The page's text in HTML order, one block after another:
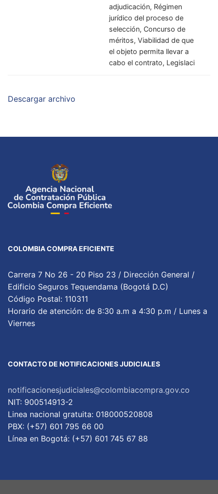
adjudicación, Régimen
jurídico del proceso de
selección, Concurso de
méritos, Viabilidad de que
el objeto permita llevar a
cabo el contrato, Legislaci
Descargar archivo
COLOMBIA COMPRA EFICIENTE
Carrera 7 No 26 - 20 Piso 23 / Dirección General /
Edificio Seguros Tequendama (Bogotá D.C)
Código Postal: 110311
Horario de atención: de 8:30 a.m a 4:30 p.m / Lunes a
Viernes
CONTACTO DE NOTIFICACIONES JUDICIALES
notificacionesjudiciales@colombiacompra.gov.co
NIT: 900514913-2
Linea nacional gratuita: 018000520808
PBX: (+57) 601 795 66 00
Lí­nea en Bogotá: (+57) 601 745 67 88